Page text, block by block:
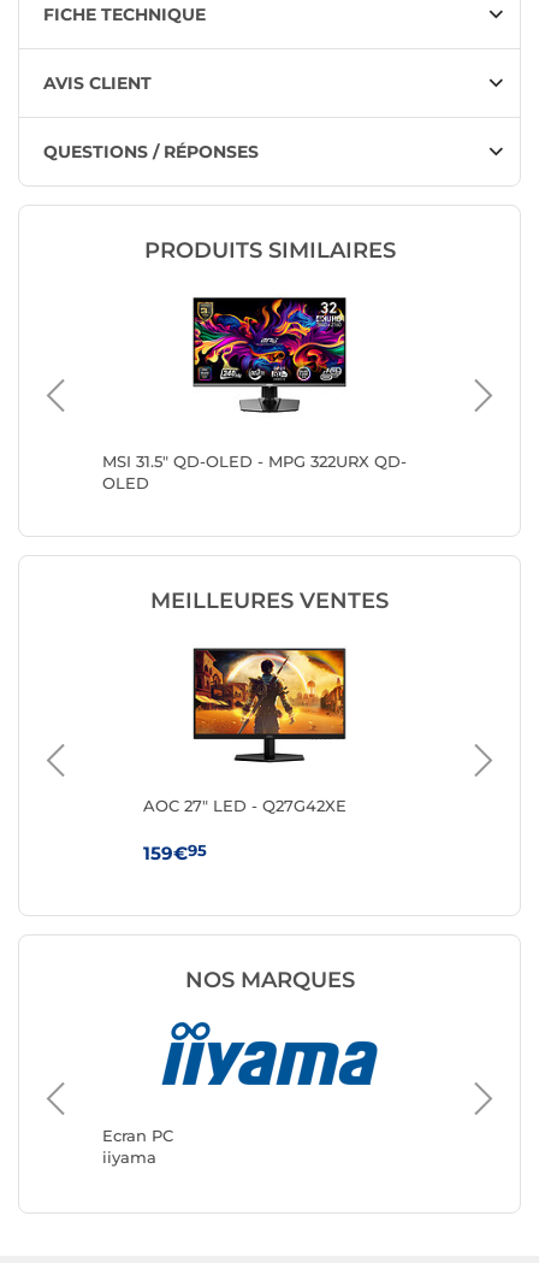
FICHE TECHNIQUE
AVIS CLIENT
QUESTIONS / RÉPONSES
PRODUITS SIMILAIRES
MSI 31.5" QD-OLED - MPG 322URX QD-
OLED
MEILLEURES VENTES
AOC 27" LED - Q27G42XE
159€95
NOS MARQUES
Ecran PC
iiyama
Ecran
ASUS